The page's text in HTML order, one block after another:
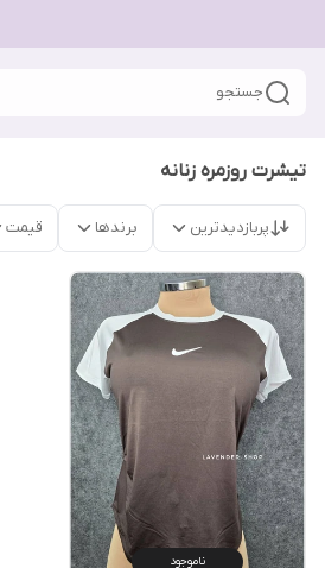
جستجو
تیشرت روزمره زنانه
پربازدیدترین برندها قیمت
ناموجود